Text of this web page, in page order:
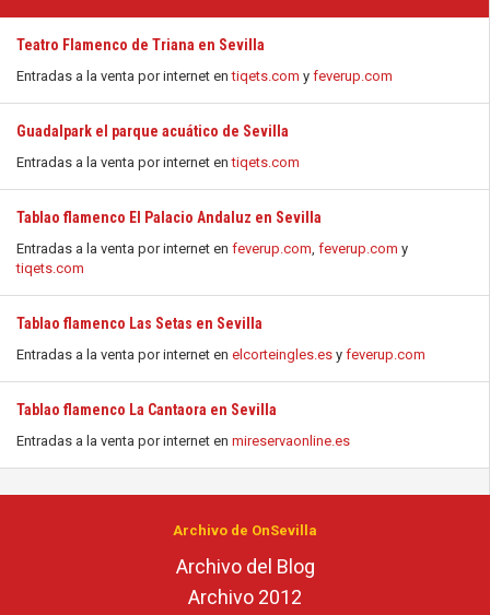
Teatro Flamenco de Triana en Sevilla
Entradas a la venta por internet entiqets.com y feverup.com
Guadalpark el parque acuático de Sevilla
Entradas a la venta por internet entiqets.com
Tablao flamenco El Palacio Andaluz en Sevilla
Entradas a la venta por internet en feverup.com, feverup.com y
tiqets.com
Tablao flamenco Las Setas en Sevilla
Entradas a la venta por internet en elcorteingles.es y feverup.com
Tablao flamenco La Cantaora en Sevilla
Entradas a la venta por internet en mireservaonline.es
Archivo de OnSevilla
Archivo del Blog
Archivo 2012